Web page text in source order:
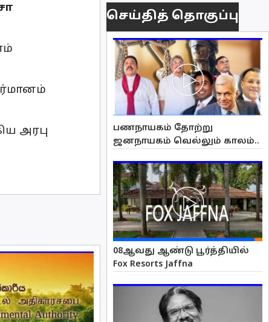
அரபு
செய்தித் தொகுப்பு
பணநாயகம் தோற்று
ஜனநாயகம் வெல்லும் காலம்..
08ஆவது ஆண்டு பூர்த்தியில்
Fox Resorts Jaffna